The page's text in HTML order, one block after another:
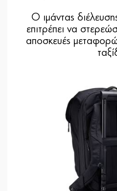
Ο ιμάντας
επιτρέπει να
αποσκευές